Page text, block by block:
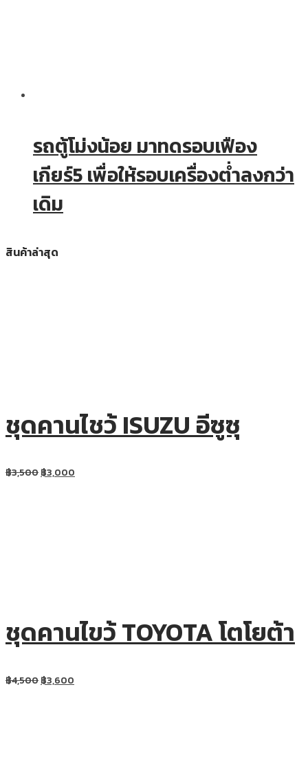
รถตู้โม่งน้อย มาทดรอบเฟือง
เกียร์5 เพื่อให้รอบเครื่องต่ำลงกว่า
เดิม
สินค้าล่าสุด
ชุดคานไชว้ ISUZU อีซูซุ
฿3,500฿3,000
ชุดคานไขว้ TOYOTA โตโยต้า
฿4,500฿3,600